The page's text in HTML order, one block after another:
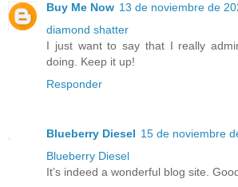
Buy Me Now 13 de noviembre de
diamond shatter
I just want to say that I really
doing. Keep it up!
Responder
Blueberry Diesel 15 de noviembre
Blueberry Diesel
It’s indeed a wonderful blog site.